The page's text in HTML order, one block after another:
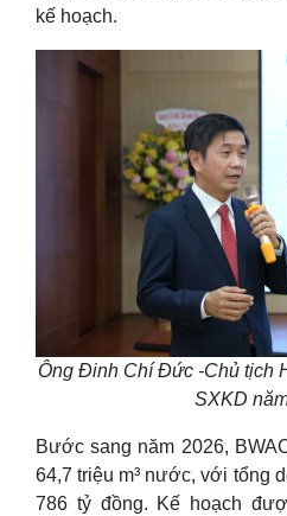
kế hoạch.
Ông Đinh Chí Đức -Chủ tịch
SXKD
Bước sang năm 2026,
64,7 triệu m³ nước, với tổng
786 tỷ đồng. Kế hoạch